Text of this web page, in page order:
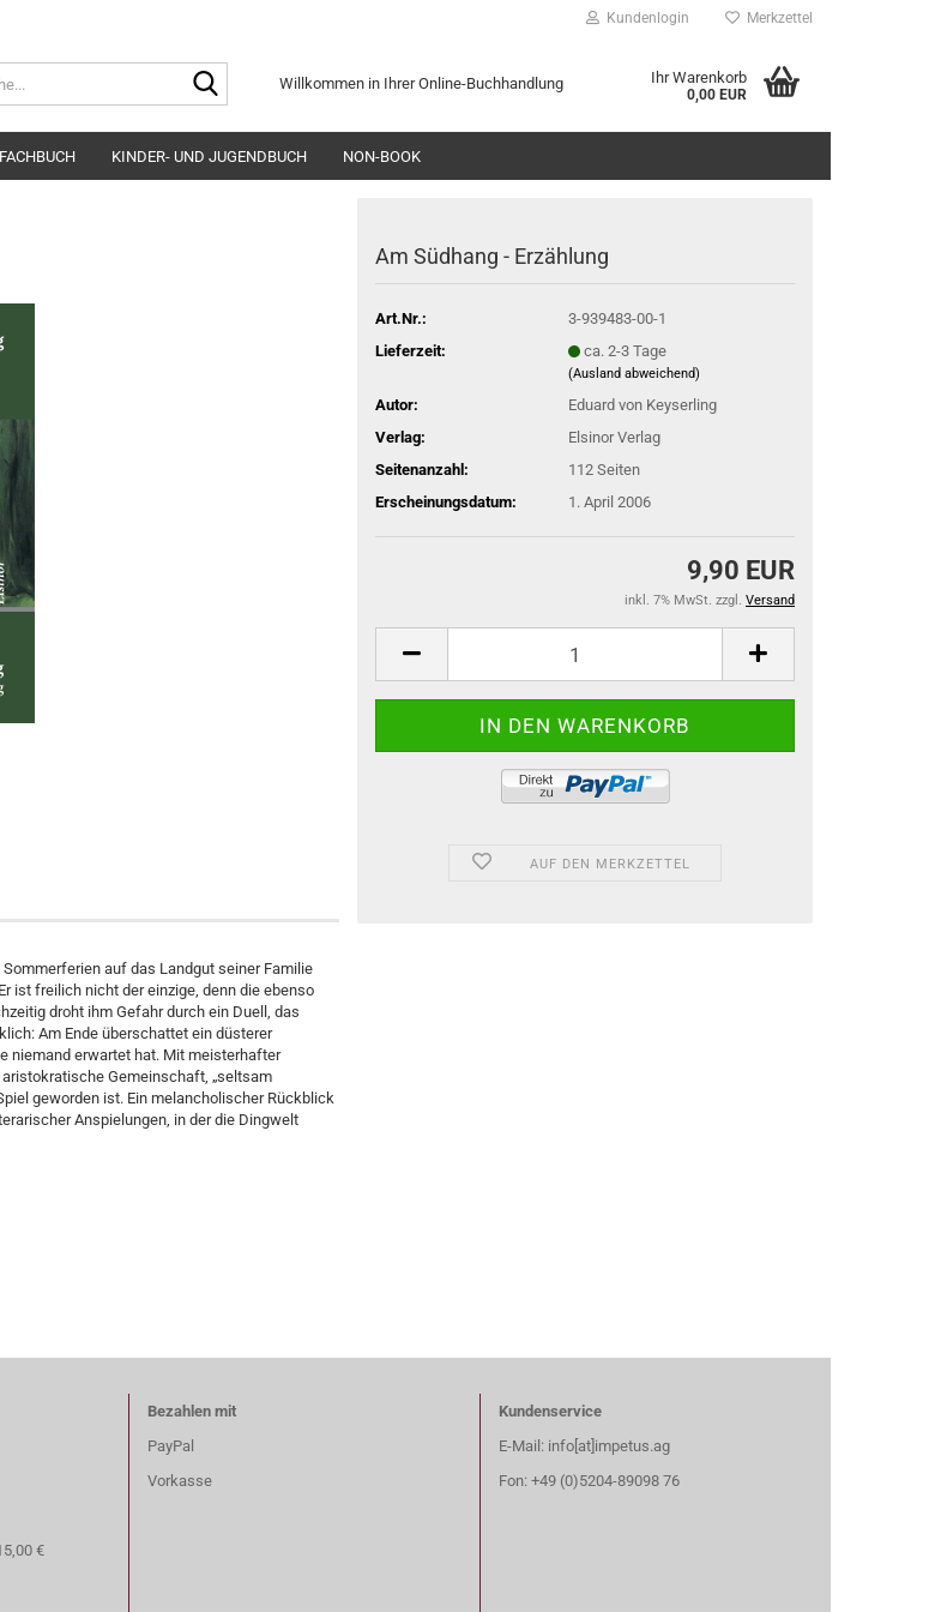
Kundenlogin
Konto erstellen
Merkzettel
Willkommen in Ihrer Online-Buchhandlung Ihr Warenkorb
0,00 EUR
KINDER- UND JUGENDBUCH NON-BOOK
Am Südhang - Erzählung
Art.Nr.:
3-939483-00-1
Lieferzeit:
ca. 2-3 Tage
(Ausland abweichend)
Autor:
Eduard von Keyserling
Verlag:
Elsinor Verlag
Seitenanzahl:
112 Seiten
Erscheinungsdatum:
1. April 2006
9,90 EUR
inkl. 7% MwSt. zzgl. Versand
AUF DEN MERKZETTEL
auf das Landgut seiner Familie
ist freilich nicht der einzige, denn die ebenso
droht ihm Gefahr durch ein Duell, das
Am Ende überschattet ein düsterer
niemand erwartet hat. Mit meisterhafter
Gemeinschaft, „seltsam
geworden ist. Ein melancholischer Rückblick
Anspielungen, in der die Dingwelt
€
Bezahlen mit
PayPal
Vorkasse
Kundenservice
E-Mail: info[at]impetus.ag
Fon: +49 (0)5204-89098 76​